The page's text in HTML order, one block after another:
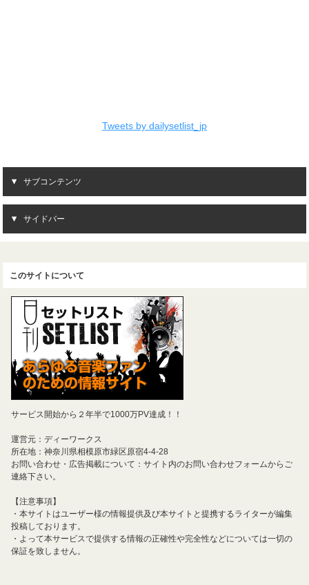
Tweets by dailysetlist_jp
サブコンテンツ
サイドバー
このサイトについて
サービス開始から２年半で1000万PV達成！！
運営元：ディーワークス
所在地：神奈川県相模原市緑区原宿4-4-28
お問い合わせ・広告掲載について：サイト内のお問い合わせフォームからご
連絡下さい。
【注意事項】
・本サイトはユーザー様の情報提供及び本サイトと提携するライターが編集
投稿しております。
・よって本サービスで提供する情報の正確性や完全性などについては一切の
保証を致しません。